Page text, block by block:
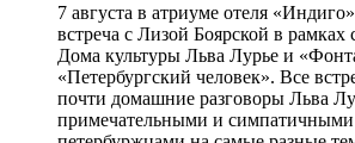
7 августа в атриуме отеля
встреча с Лизой Боярской в рамках
Дома культуры Льва Лурье и
«Петербургский человек». Все
почти домашние разговоры Льва
примечательными и